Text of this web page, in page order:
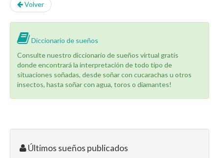
Volver
Diccionario de sueños
Consulte nuestro diccionario de sueños virtual gratis
donde encontrará la interpretación de todo tipo de
situaciones soñadas, desde soñar con cucarachas u otros
insectos, hasta soñar con agua, toros o diamantes!
Últimos sueños publicados